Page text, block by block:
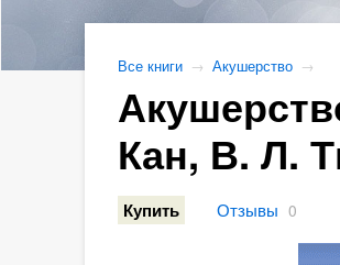
Все книги → Акушерство →
Кан, В. Л.
Купить Отзывы 0